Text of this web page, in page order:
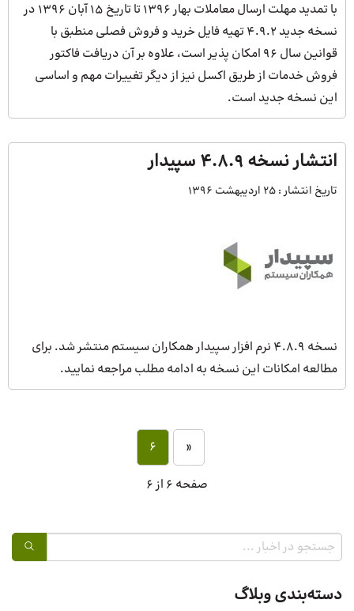
با تمدید مهلت ارسال معاملات بهار ۱۳۹۶ تا تاریخ ۱۵ آبان ۱۳۹۶ در
نسخه جدید ۴.۹.۲ تهیه فایل خرید و فروش فصلی منطبق با
قوانین سال ۹۶ امکان پذیر است، علاوه بر آن دریافت فاکتور
فروش خدمات از طریق اکسل نیز از دیگر تغییرات مهم و اساسی
این نسخه جدید است.
انتشار نسخه 4.8.9 سپیدار
تاریخ انتشار : 25 اردیبهشت 1396
نسخه 4.8.9 نرم افزار سپیدار همکاران سیستم منتشر شد. برای
مطالعه امکانات این نسخه به ادامه مطلب مراجعه نمایید.
«
6
صفحه 6 از 6
دسته‌بندی وبلاگ